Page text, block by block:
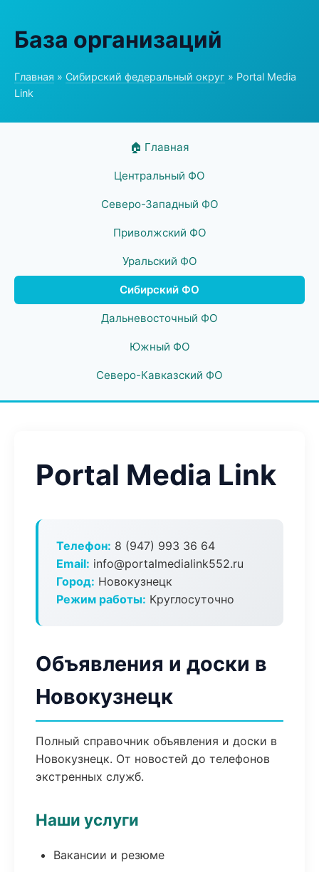
База организаций
Главная » Сибирский федеральный округ » Portal Media
Link
🏠 Главная
Центральный ФО
Северо-Западный ФО
Приволжский ФО
Уральский ФО
Сибирский ФО
Дальневосточный ФО
Южный ФО
Северо-Кавказский ФО
Portal Media Link
Телефон: 8 (947) 993 36 64
Email: info@portalmedialink552.ru
Город: Новокузнецк
Режим работы: Круглосуточно
Объявления и доски в
Новокузнецк
Полный справочник объявления и доски в
Новокузнецк. От новостей до телефонов
экстренных служб.
Наши услуги
Вакансии и резюме